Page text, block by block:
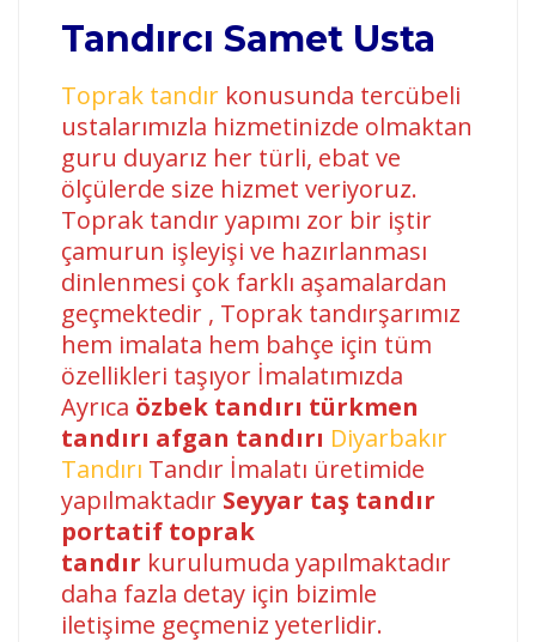
Tandırcı Samet Usta
Toprak tandır konusunda tercübeli
ustalarımızla hizmetinizde olmaktan
guru duyarız her türli, ebat ve
ölçülerde size hizmet veriyoruz.
Toprak tandır yapımı zor bir iştir
çamurun işleyişi ve hazırlanması
dinlenmesi çok farklı aşamalardan
geçmektedir , Toprak tandırşarımız
hem imalata hem bahçe için tüm
özellikleri taşıyor İmalatımızda
Ayrıca özbek tandırı türkmen
tandırı afgan tandırı Diyarbakır
Tandırı Tandır İmalatı üretimide
yapılmaktadır Seyyar taş tandır
portatif toprak
tandır kurulumuda yapılmaktadır
daha fazla detay için bizimle
iletişime geçmeniz yeterlidir.